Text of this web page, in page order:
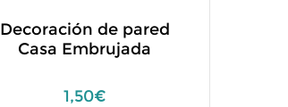
Decoración de pared
Casa Embrujada
1,50€